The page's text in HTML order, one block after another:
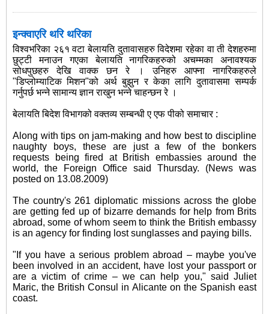
इन्क्वाएरि थरि थरिका
विश्वभरिका २६१ वटा बेलायति दुतावासहरु विदेशमा रहेका वा ती देशहरुमा
छुट्टी मनाउन गएका बेलायति नागरिकहरुको अचम्मका अनावश्यक
सोधपुछहरु देखि वाक्क छन रे । उनिहरु आफ्ना नागरिकहरुले
"डिप्लोम्याटिक मिशन"को अर्थ बुझुन र केका लागि दुतावासमा सम्पर्क
गर्नुपर्छ भन्ने सामान्य ज्ञान राखुन भन्ने चाहन्छन रे ।
बेलायति बिदेश विभागको वक्तव्य सम्बन्धी ए एफ पीको समाचार :
Along with tips on jam-making and how best to discipline
naughty boys, these are just a few of the bonkers
requests being fired at British embassies around the
world, the Foreign Office said Thursday. (News was
posted on 13.08.2009)
The country's 261 diplomatic missions across the globe
are getting fed up of bizarre demands for help from Brits
abroad, some of whom seem to think the British embassy
is an agency for finding lost sunglasses and paying bills.
"If you have a serious problem abroad – maybe you've
been involved in an accident, have lost your passport or
are a victim of crime – we can help you," said Juliet
Maric, the British Consul in Alicante on the Spanish east
coast.